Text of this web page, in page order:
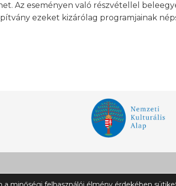
Az eseményen való részvétellel
ezeket kizárólag programjainak